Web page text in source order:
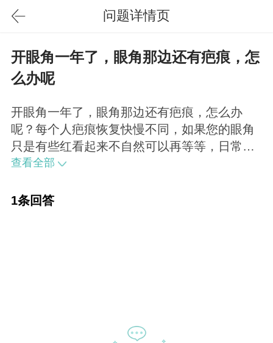
问题详情页
开眼角一年了，眼角那边还有疤痕，怎
么办呢
开眼角一年了，眼角那边还有疤痕，怎么办
呢？每个人疤痕恢复快慢不同，如果您的眼角
只是有些红看起来不自然可以再等等，日常通
过化淡妆遮盖一下。如果有疤痕增生的现象，
一下疤痕处理，也可以通过针剂缓解疤痕增生
查看全部
1条回答